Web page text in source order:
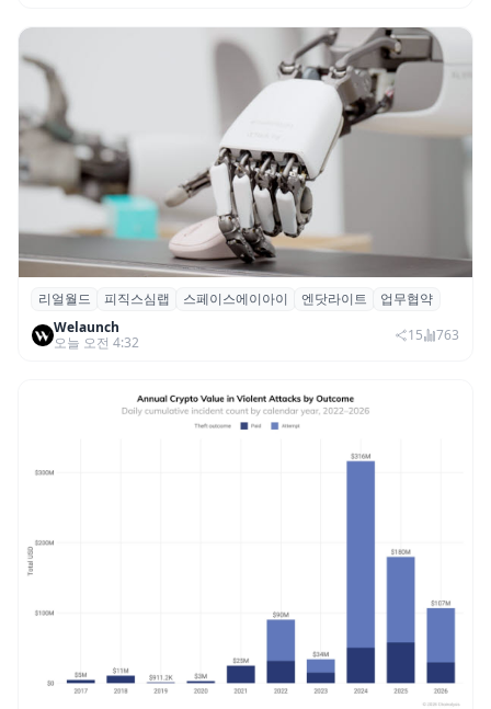
리얼월드, 로봇테크 스타트업 3곳과 손잡고
휴머노이드 표준 만든다
리얼월드 피직스심랩 스페이스에이아이 엔닷라이트
업무협약
Welaunch
오늘 오전 4:32
15 763